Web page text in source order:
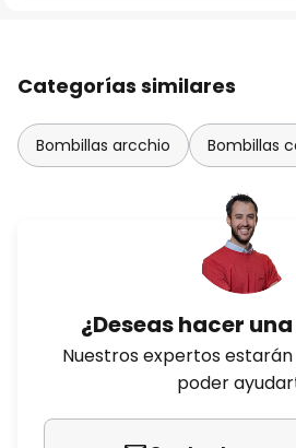
Categorías similares
Bombillas arcchio Bombillas
¿Deseas hacer
Nuestros expertos
poder